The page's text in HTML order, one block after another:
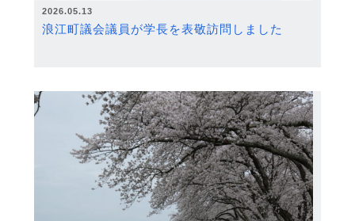
2026.05.13
浪江町議会議員が学長を表敬訪問しました